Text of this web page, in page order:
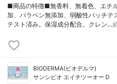
■商品の特徴■無香料、無着色、エチ
加、パラペン無添加、弱酸性パッチテ
テスト済み。保湿成分配合。クレン…
BIODERMA(ビオデルマ)
サンシビオ エイチツーオー D